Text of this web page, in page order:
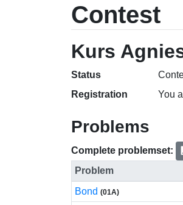
Contest
Kurs
Status
Registration
You
Problems
Complete problemset:
Problem
Bond (01A)